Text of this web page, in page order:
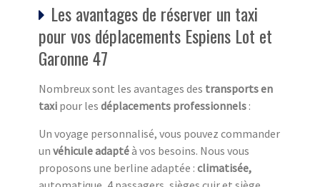
Les avantages de réserver un taxi
pour vos déplacements Espiens Lot et
Garonne 47
Nombreux sont les avantages des transports en
taxi pour les déplacements professionnels :
Un voyage personnalisé, vous pouvez commander
un véhicule adaptéà vos besoins. Nous vous
proposons une berline adaptée : climatisée,